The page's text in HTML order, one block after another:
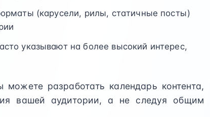
(карусели, рилы, статичные посты)
указывают на более высокий интерес,
разработать календарь контента,
вашей аудитории, а не следуя общим